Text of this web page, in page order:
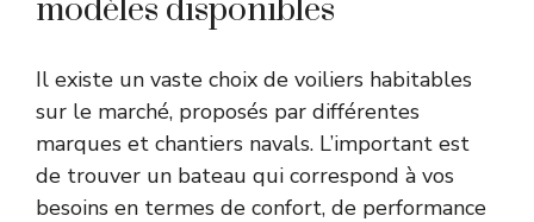
modèles disponibles
Il existe un vaste choix de voiliers habitables
sur le marché, proposés par différentes
marques et chantiers navals. L’important est
de trouver un bateau qui correspond à vos
besoins en termes de confort, de performance